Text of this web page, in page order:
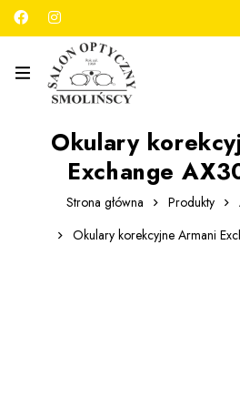
789 180 706
Okulary
Exchange
Strona główna Produkty
Okulary korekcyjne Armani